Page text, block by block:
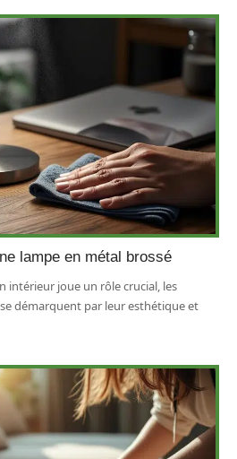
lampe en métal brossé
intérieur joue un rôle crucial, les
démarquent par leur esthétique et